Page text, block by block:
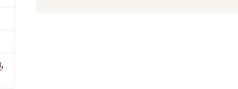
,